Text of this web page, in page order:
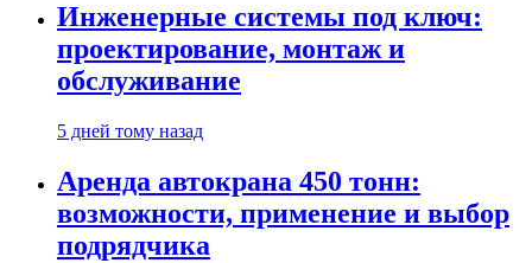
Инженерные системы под ключ:
проектирование, монтаж и
обслуживание
5 дней тому назад
Аренда автокрана 450 тонн:
возможности, применение и выбор
подрядчика